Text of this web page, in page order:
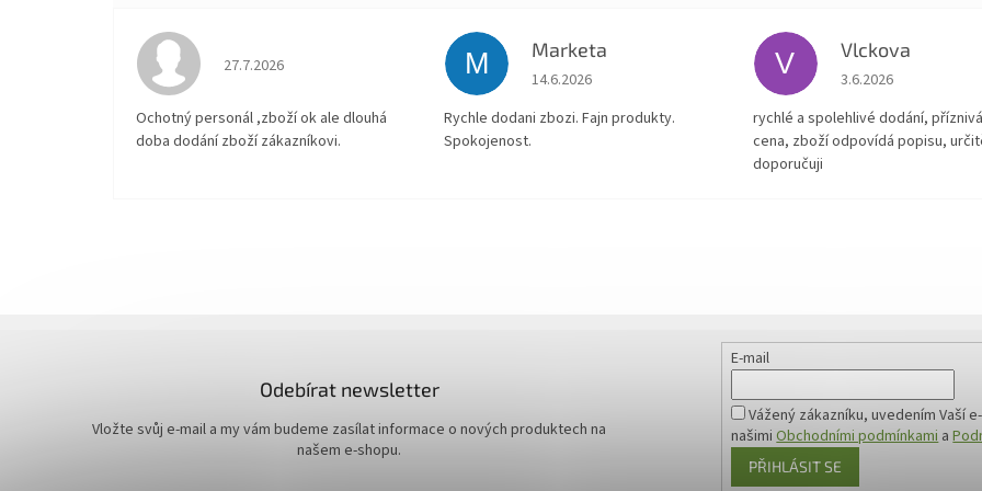
Hodnocení obchodu je 4 z 5 hvězdiček.
27.7.2026
Ochotný personál ,zboží ok ale dlouhá
doba dodání zboží zákazníkovi.
M Marketa
Hodnocení obchodu je 5 z 5 hvězdiček.
14.6.2026
Rychle dodani zbozi. Fajn produkty.
Spokojenost.
V Vlckova
Hodnocení obchodu
3.6.2026
rychlé a spolehlivé dodání, příznivá
cena, zboží odpovídá popisu,
doporučuji
Odebírat newsletter
Vložte svůj e-mail a my vám budeme zasílat informace o nových produktech na
našem e-shopu.
E-mail
Vážený zákazníku, uvedením Vaší
našimiObchodními podmínkamia
PŘIHLÁSIT SE